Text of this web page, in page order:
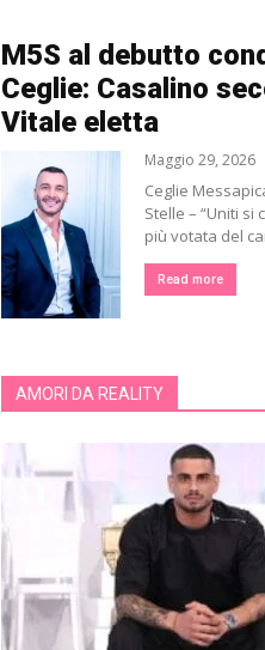
M5S al debutto
Ceglie: Casalino
Vitale eletta
Maggio 29, 2026
Ceglie
Stelle – “Uniti si
più votata del
Read more
AMORI DA REALITY